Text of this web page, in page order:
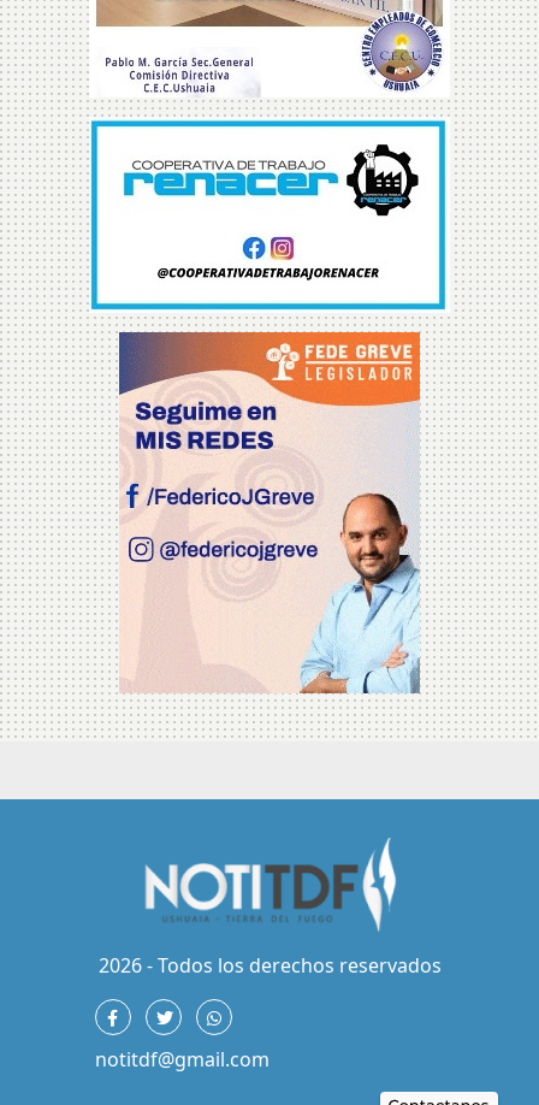
2026 - Todos los derechos reservados
notitdf@gmail.com